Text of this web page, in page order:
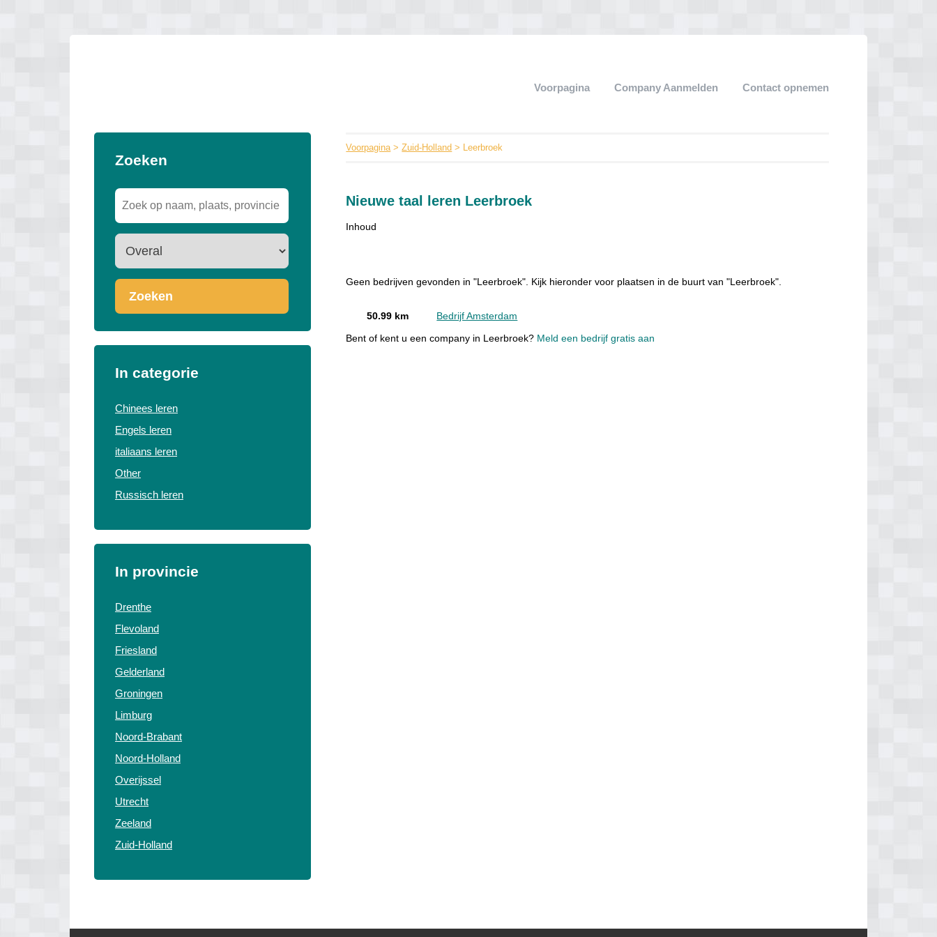
Voorpagina Company Aanmelden Contact opnemen
Zoeken
Zoeken
In categorie
Chinees leren
Engels leren
italiaans leren
Other
Russisch leren
In provincie
Drenthe
Flevoland
Friesland
Gelderland
Groningen
Limburg
Noord-Brabant
Noord-Holland
Overijssel
Utrecht
Zeeland
Zuid-Holland
Voorpagina>Zuid-Holland > Leerbroek
Nieuwe taal leren Leerbroek
Inhoud
Geen bedrijven gevonden in "Leerbroek". Kijk hieronder voor plaatsen in de buurt van "Leerbroek".
50.99 km Bedrijf Amsterdam
Bent of kent u een company in Leerbroek? Meld een bedrijf gratis aan